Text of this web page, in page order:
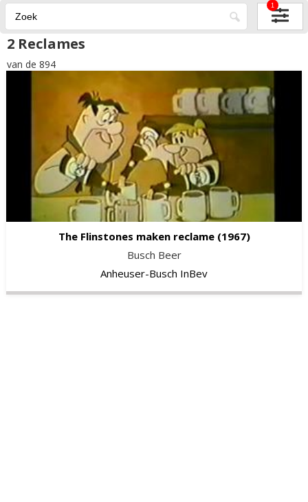
1
2 Reclames
van de 894
The Flinstones maken reclame (1967)
Busch Beer
Anheuser-Busch InBev